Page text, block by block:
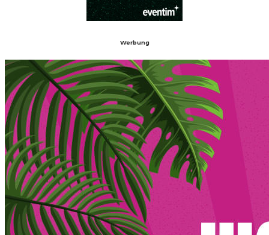
Werbung